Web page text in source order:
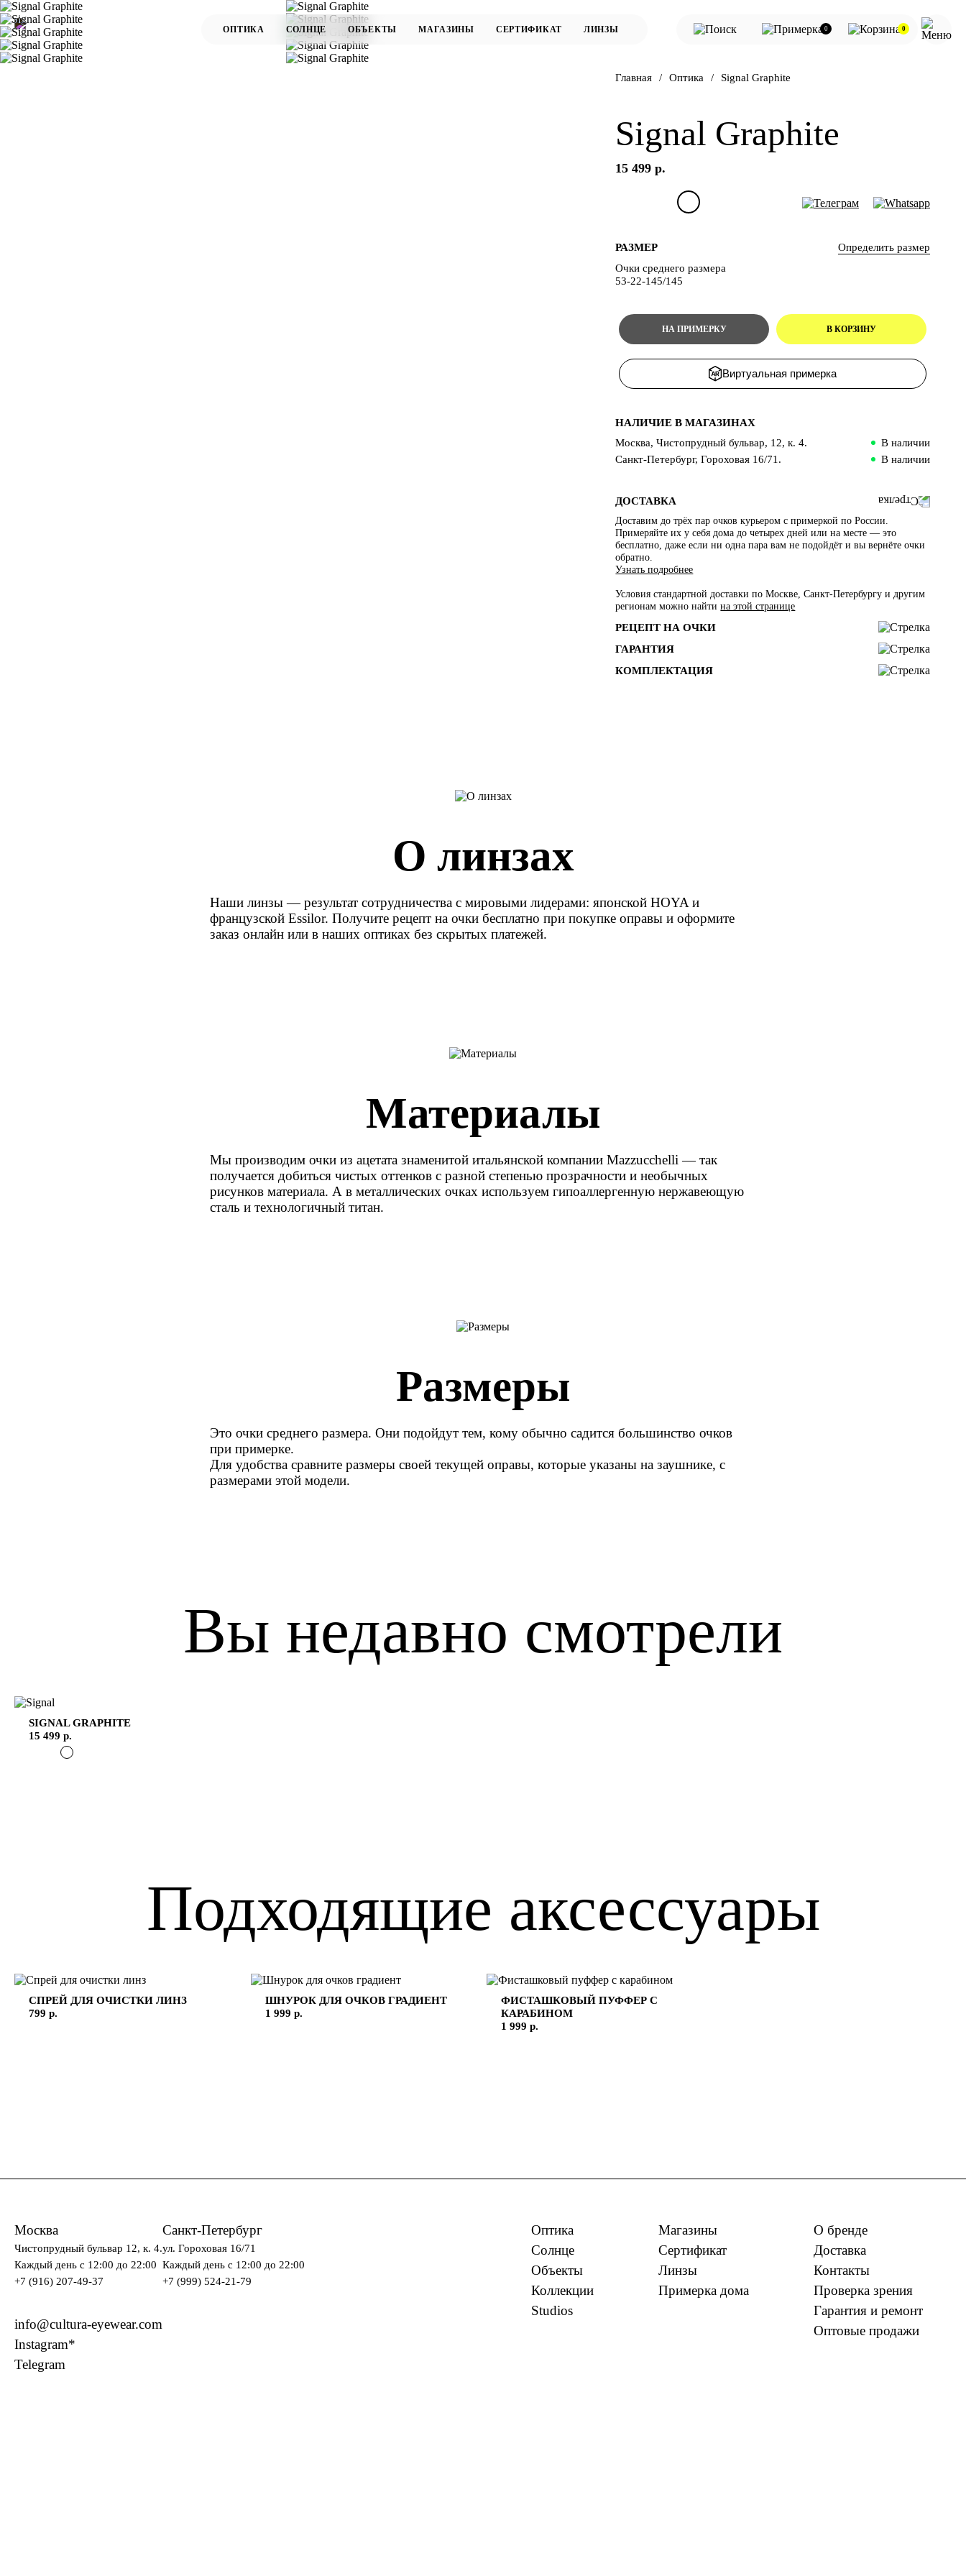
0 0
Главная Оптика Signal Graphite
Signal Graphite
15 499 р.
РАЗМЕР
Определить размер
Очки среднего размера
53-22-145/145
Виртуальная примерка
НАЛИЧИЕ В МАГАЗИНАХ
Москва, Чистопрудный бульвар, 12, к. 4.
В наличии
Санкт-Петербург, Гороховая 16/71.
В наличии
ДОСТАВКА
Доставим до трёх пар очков курьером с примеркой по России.
Примеряйте их у себя дома до четырех дней или на месте — это
бесплатно, даже если ни одна пара вам не подойдёт и вы вернёте очки
обратно.
Узнать подробнее
Условия стандартной доставки по Москве, Санкт-Петербургу и другим
регионам можно найтина этой странице
РЕЦЕПТ НА ОЧКИ
ГАРАНТИЯ
КОМПЛЕКТАЦИЯ
О линзах
Наши линзы — результат сотрудничества с мировыми лидерами: японской HOYA и
французской Essilor. Получите рецепт на очки бесплатно при покупке оправы и оформите
заказ онлайн или в наших оптиках без скрытых платежей.
Материалы
Мы производим очки из ацетата знаменитой итальянской компании Mazzucchelli — так
получается добиться чистых оттенков с разной степенью прозрачности и необычных
рисунков материала. А в металлических очках используем гипоаллергенную нержавеющую
сталь и технологичный титан.
Размеры
Это очки среднего размера. Они подойдут тем, кому обычно садится большинство очков
при примерке.
Для удобства сравните размеры своей текущей оправы, которые указаны на заушнике, с
размерами этой модели.
Вы недавно смотрели
SIGNALGRAPHITE
15 499 р.
Подходящие аксессуары
СПРЕЙ ДЛЯ ОЧИСТКИ ЛИНЗ
799 р.
ШНУРОК ДЛЯ ОЧКОВ ГРАДИЕНТ
1 999 р.
ФИСТАШКОВЫЙ ПУФФЕР С
КАРАБИНОМ
1 999 р.
Москва
Чистопрудный бульвар 12, к. 4.
Каждый день c 12:00 до 22:00
+7 (916) 207-49-37
Санкт-Петербург
ул. Гороховая 16/71
Каждый день c 12:00 до 22:00
+7 (999) 524-21-79
info@cultura-eyewear.com
Instagram*
Telegram
Оптика
Солнце
Объекты
Коллекции
Studios
Магазины
Сертификат
Линзы
Примерка дома
О бренде
Доставка
Контакты
Проверка зрения
Гарантия и ремонт
Оптовые продажи